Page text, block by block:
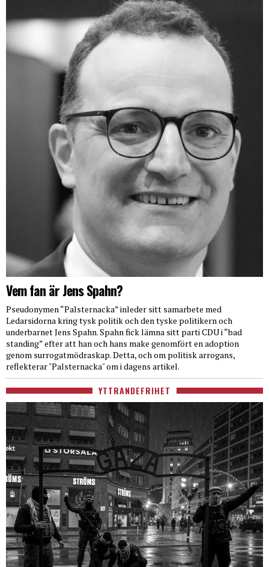
Vem fan är Jens Spahn?
Pseudonymen “Palsternacka” inleder sitt samarbete med
Ledarsidorna kring tysk politik och den tyske politikern och
underbarnet Jens Spahn. Spahn fick lämna sitt parti CDU i “bad
standing” efter att han och hans make genomfört en adoption
genom surrogatmödraskap. Detta, och om politisk arrogans,
reflekterar "Palsternacka" om i dagens artikel.
YTTRANDEFRIHET